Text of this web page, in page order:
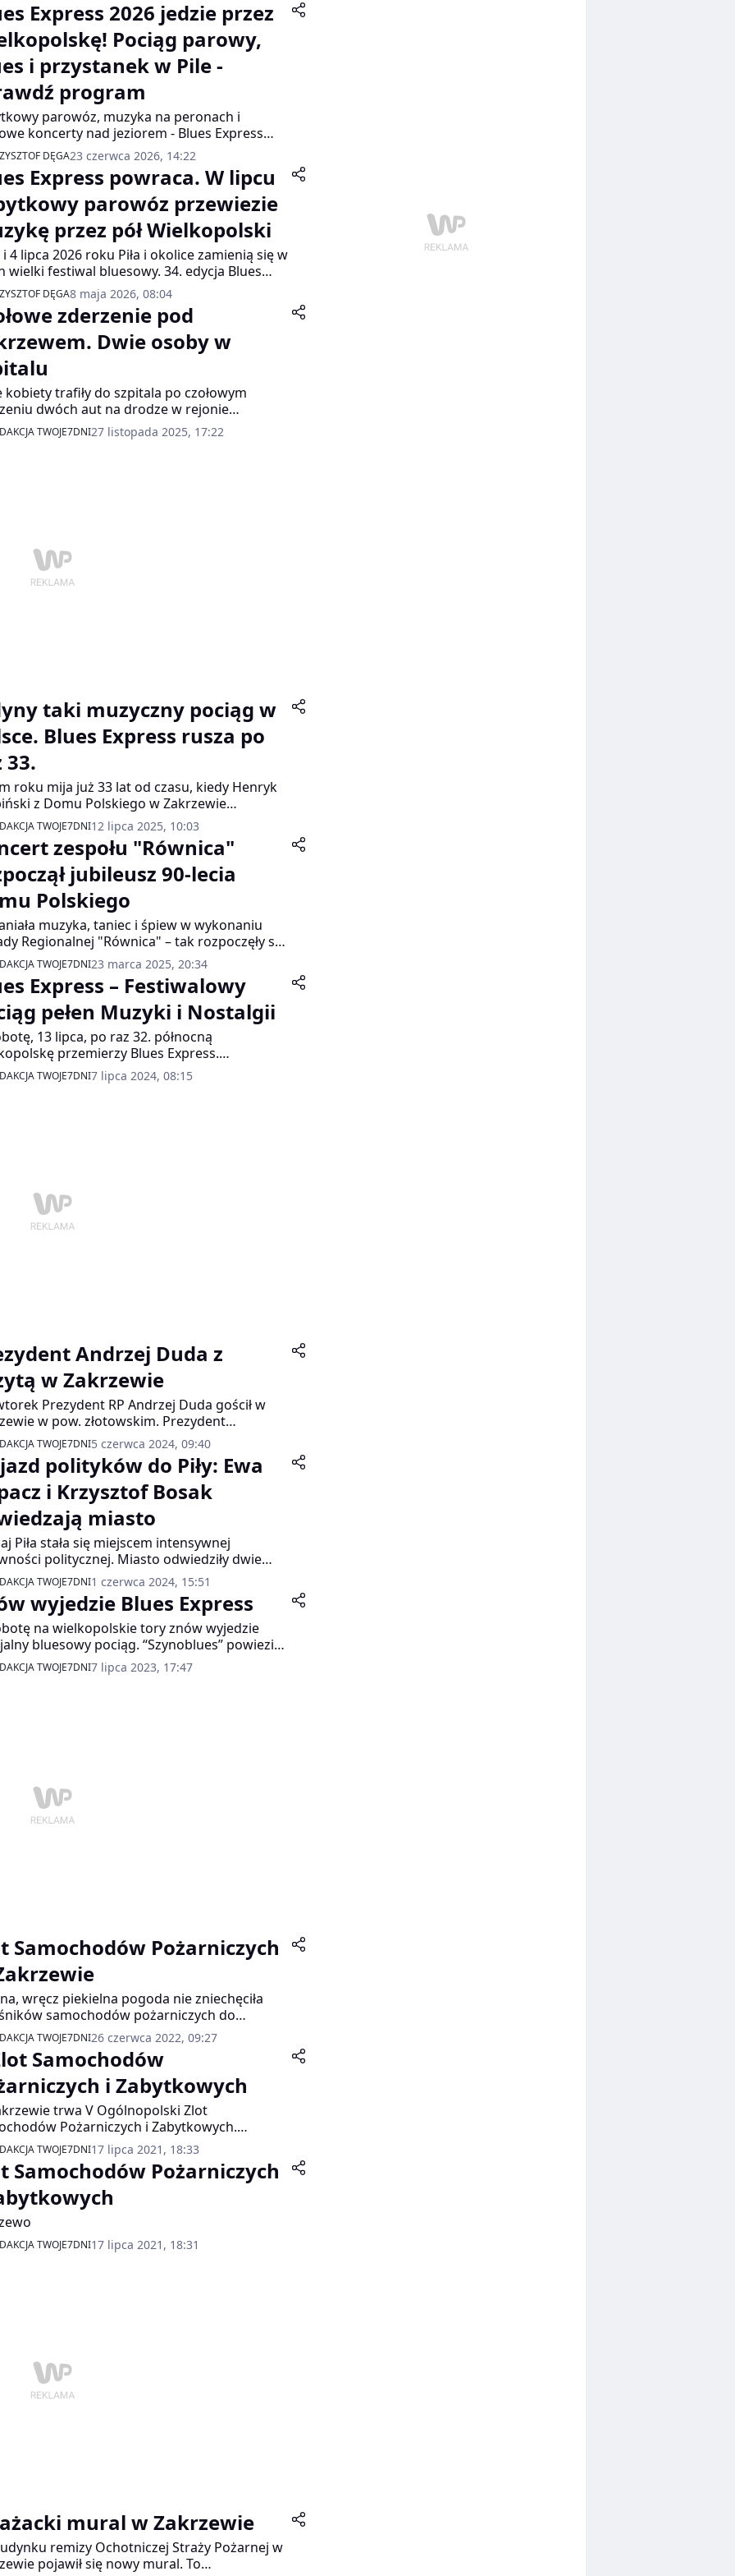
Express 2026 jedzie przez
Pociąg parowy,
i przystanek w Pile -
program
parowóz, muzyka na peronach i
koncerty nad jeziorem - Blues Express
w lipcu 2026 roku, a tegoroczna edycja jest
z dwóch powodów: po raz 25. skład
z Dworca Letniego w Poznaniu i po raz
w historii festiwalu blues zagości na
w Obornikach Wielkopolskich.
DĘGA23 czerwca 2026, 14:22
Express powraca. W lipcu
parowóz przewiezie
przez pół Wielkopolski
i 4 lipca 2026 roku Piła i okolice zamienią się w
wielki festiwal bluesowy. 34. edycja Blues
to nie tylko koncerty – to podróż w czasie,
muzyczna, jak i dosłowna: na trasie
się zabytkowy parowóz PT47 z
Parowozowni.
DĘGA8 maja 2026, 08:04
zderzenie pod
Dwie osoby w
kobiety trafiły do szpitala po czołowym
dwóch aut na drodze w rejonie
Według wstępnych ustaleń policji,
VW polo nie dostosowała prędkości do
TWOJE7DNI27 listopada 2025, 17:22
taki muzyczny pociąg w
Blues Express rusza po
33.
roku mija już 33 lat od czasu, kiedy Henryk
z Domu Polskiego w Zakrzewie
pierwszy festiwal. Dziś to jeden z
rozpoznawanych festiwali muzycznych
TWOJE7DNI12 lipca 2025, 10:03
zespołu "Równica"
jubileusz 90-lecia
Polskiego
muzyka, taniec i śpiew w wykonaniu
Regionalnej "Równica" – tak rozpoczęły się
90-lecia Domu Polskiego. Koncert, który
się 22 marca 2025 roku, dostarczył
niezapomnianych wrażeń i ogromnej
pozytywnej energii.
TWOJE7DNI23 marca 2025, 20:34
Express – Festiwalowy
pełen Muzyki i Nostalgii
13 lipca, po raz 32. północną
przemierzy Blues Express.
pociąg, składający się z zabytkowego
i odrestaurowanych wagonów retro,
TWOJE7DNI7 lipca 2024, 08:15
Andrzej Duda z
w Zakrzewie
Prezydent RP Andrzej Duda gościł w
w pow. złotowskim. Prezydent
Polskiej Andrzej Duda nadał
WIELKI ORDERU ODRODZENIA POLSKI
księdzu Bolesławowi Domańskiemu.
TWOJE7DNI5 czerwca 2024, 09:40
polityków do Piły: Ewa
i Krzysztof Bosak
miasto
Piła stała się miejscem intensywnej
politycznej. Miasto odwiedziły dwie
postacie polskiej sceny politycznej: Ewa
z Platformy Obywatelskiej oraz Krzysztof
z Konfederacji.
TWOJE7DNI1 czerwca 2024, 15:51
wyjedzie Blues Express
na wielkopolskie tory znów wyjedzie
bluesowy pociąg. “Szynoblues” powiezie
przez Piłę do Zakrzewa miłośników
bluesa na 31. Festiwal Blues Express.
TWOJE7DNI7 lipca 2023, 17:47
Samochodów Pożarniczych
wręcz piekielna pogoda nie zniechęciła
samochodów pożarniczych do
do Zakrzewa na Ogólnopolski Zlot
Pożarniczych i Zabytkowych.
TWOJE7DNI26 czerwca 2022, 09:27
Samochodów
i Zabytkowych
trwa V Ogólnopolski Zlot
Pożarniczych i Zabytkowych.
potrwa do późnych godzin nocnych.
TWOJE7DNI17 lipca 2021, 18:33
Samochodów Pożarniczych
TWOJE7DNI17 lipca 2021, 18:31
mural w Zakrzewie
remizy Ochotniczej Straży Pożarnej w
pojawił się nowy mural. To